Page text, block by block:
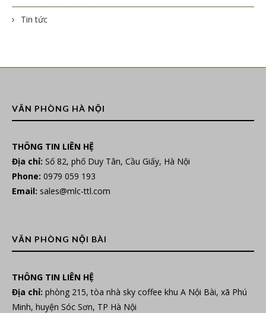
Tin tức
VĂN PHÒNG HÀ NỘI
THÔNG TIN LIÊN HỆ
Địa chỉ: Số 82, phố Duy Tân, Cầu Giấy, Hà Nội
Phone: 0979 059 193
Email: sales@mlc-ttl.com
VĂN PHÒNG NỘI BÀI
THÔNG TIN LIÊN HỆ
Địa chỉ: phòng 215, tòa nhà sky coffee khu A Nội Bài, xã Phú
Minh, huyện Sóc Sơn, TP Hà Nội